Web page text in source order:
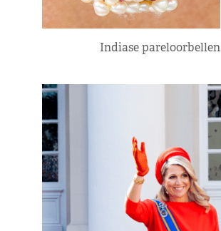
Indiase pareloorbellen